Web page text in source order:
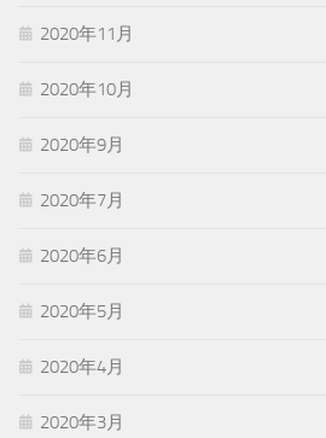
2020年11月
2020年10月
2020年9月
2020年7月
2020年6月
2020年5月
2020年4月
2020年3月